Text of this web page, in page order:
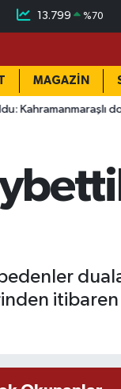
13.799 %70
MAGAZİN
doktor öldü